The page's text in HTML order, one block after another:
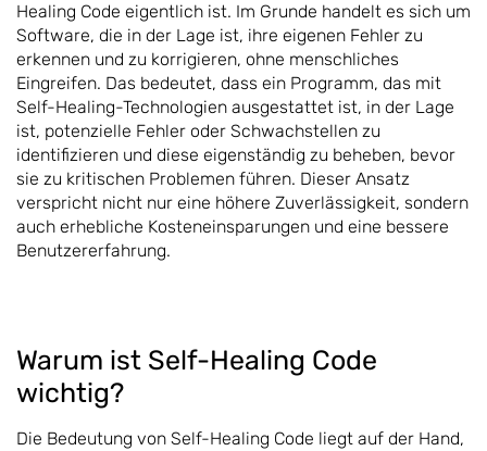
Healing Code eigentlich ist. Im Grunde handelt es sich um
Software, die in der Lage ist, ihre eigenen Fehler zu
erkennen und zu korrigieren, ohne menschliches
Eingreifen. Das bedeutet, dass ein Programm, das mit
Self-Healing-Technologien ausgestattet ist, in der Lage
ist, potenzielle Fehler oder Schwachstellen zu
identifizieren und diese eigenständig zu beheben, bevor
sie zu kritischen Problemen führen. Dieser Ansatz
verspricht nicht nur eine höhere Zuverlässigkeit, sondern
auch erhebliche Kosteneinsparungen und eine bessere
Benutzererfahrung.
Warum ist Self-Healing Code
wichtig?
Die Bedeutung von Self-Healing Code liegt auf der Hand,